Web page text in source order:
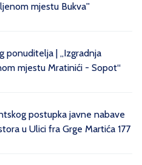
mjestu Bukva''
ponuditelja | „Izgradnja
mjestu Mratinići - Sopot“
postupka javne nabave
u Ulici fra Grge Martića 177